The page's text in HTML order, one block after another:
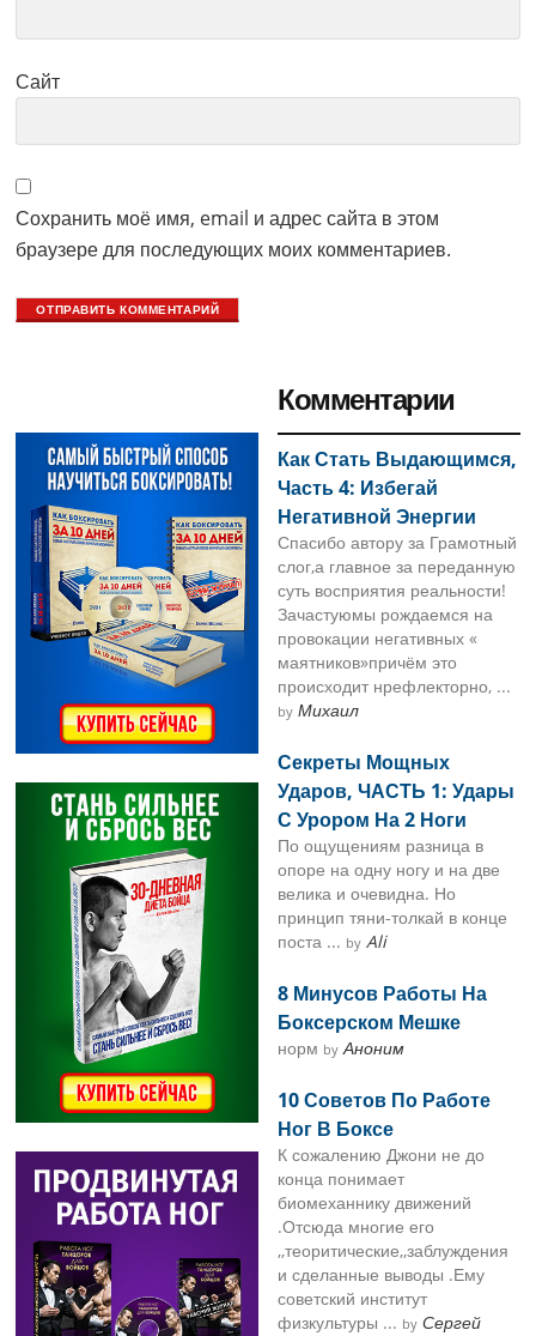
Сайт
Сохранить моё имя, email и адрес сайта в этом
браузере для последующих моих комментариев.
Sidebar
Комментарии
Как Стать Выдающимся,
Часть 4: Избегай
Негативной Энергии
Спасибо автору за Грамотный
слог,а главное за переданную
суть восприятия реальности!
Зачастуюмы рождаемся на
провокации негативных «
маятников»причём это
происходит нрефлекторно, ...
by Михаил
Секреты Мощных
Ударов, ЧАСТЬ 1: Удары
С Урором На 2 Ноги
По ощущениям разница в
опоре на одну ногу и на две
велика и очевидна. Но
принцип тяни-толкай в конце
поста ... by Ali
8 Минусов Работы На
Боксерском Мешке
норм by Аноним
10 Советов По Работе
Ног В Боксе
К сожалению Джони не до
конца понимает
биомеханнику движений
.Отсюда многие его
,,теоритические,,заблуждения
и сделанные выводы .Ему
советский институт
физкультуры ... by Сергей